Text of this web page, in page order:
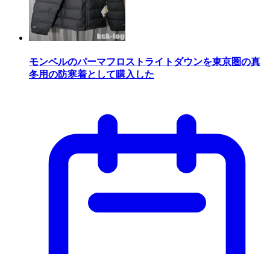
モンベルのパーマフロストライトダウンを東京圏の真
冬用の防寒着として購入した